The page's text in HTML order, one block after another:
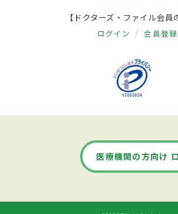
【ドクターズ・ファイル会員
ログイン 会員登録
医療機関の方向け